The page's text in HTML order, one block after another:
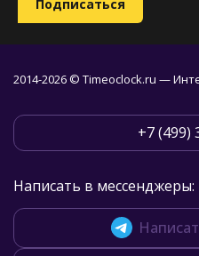
2014-2026 © Timeoclock.ru —
+7 (499)
Написать в мессенджеры: